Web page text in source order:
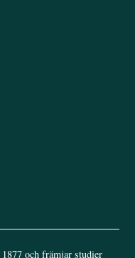
och främjar studier